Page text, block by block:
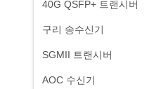
40G QSFP+ 트랜시버
구리 송수신기
SGMII 트랜시버
AOC 수신기